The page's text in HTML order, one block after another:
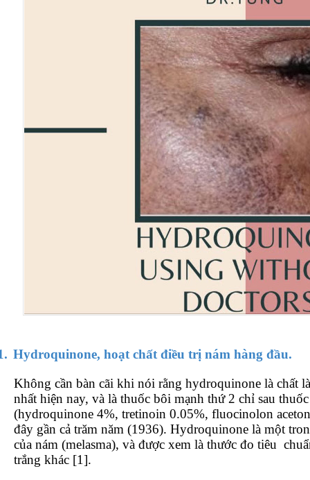
Hydroquinone, hoạt chất điều trị nám hàng đầu.
Không cần bàn cãi khi nói rằng hydroquinone là chất
nhất hiện nay, và là thuốc bôi mạnh thứ 2 chỉ sau
(hydroquinone 4%, tretinoin 0.05%, fluocinolon
đây gần cả trăm năm (1936). Hydroquinone là một
của nám (melasma), và được xem là thước đo tiêu
trắng khác [1].